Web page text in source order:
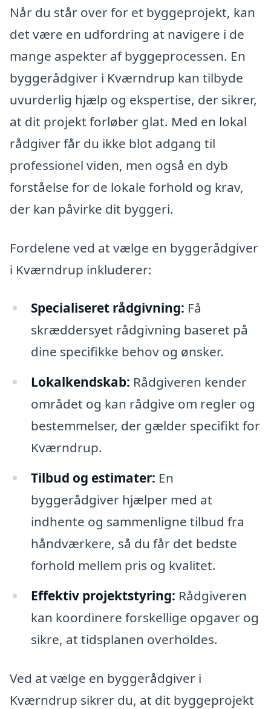
Når du står over for et byggeprojekt, kan
det være en udfordring at navigere i de
mange aspekter af byggeprocessen. En
byggerådgiver i Kværndrup kan tilbyde
uvurderlig hjælp og ekspertise, der sikrer,
at dit projekt forløber glat. Med en lokal
rådgiver får du ikke blot adgang til
professionel viden, men også en dyb
forståelse for de lokale forhold og krav,
der kan påvirke dit byggeri.
Fordelene ved at vælge en byggerådgiver
i Kværndrup inkluderer:
Specialiseret rådgivning: Få
skræddersyet rådgivning baseret på
dine specifikke behov og ønsker.
Lokalkendskab: Rådgiveren kender
området og kan rådgive om regler og
bestemmelser, der gælder specifikt for
Kværndrup.
Tilbud og estimater: En
byggerådgiver hjælper med at
indhente og sammenligne tilbud fra
håndværkere, så du får det bedste
forhold mellem pris og kvalitet.
Effektiv projektstyring: Rådgiveren
kan koordinere forskellige opgaver og
sikre, at tidsplanen overholdes.
Ved at vælge en byggerådgiver i
Kværndrup sikrer du, at dit byggeprojekt